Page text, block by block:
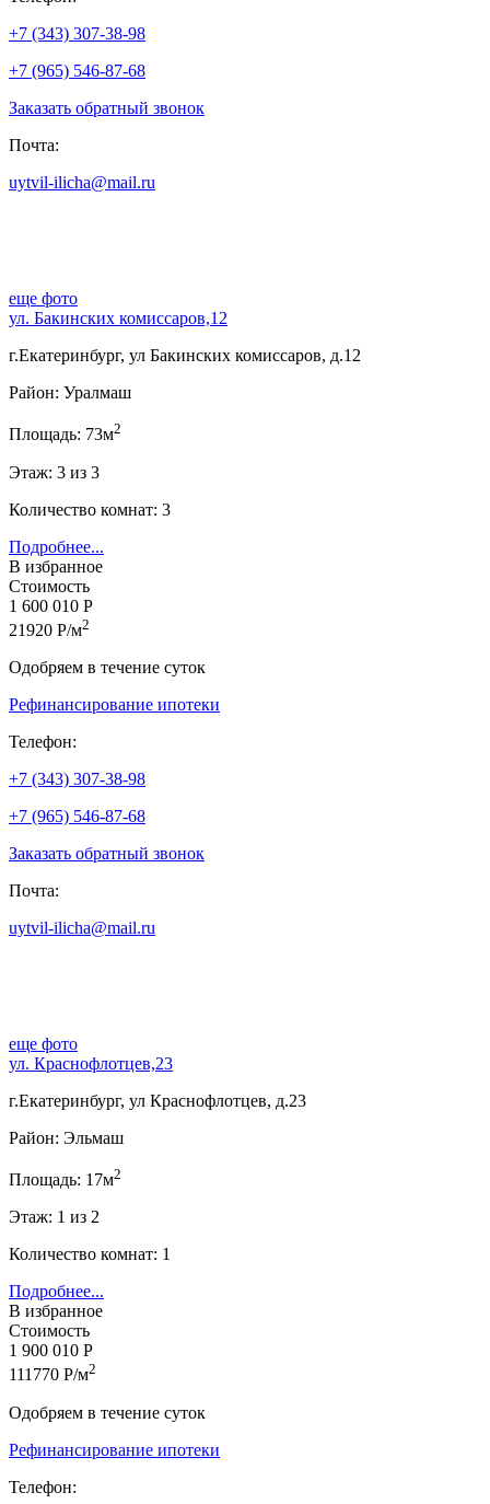
+7 (343) 307-38-98
+7 (965) 546-87-68
Заказать обратный звонок
Почта:
uytvil-ilicha@mail.ru
еще фото
ул. Бакинских комиссаров,12
г.Екатеринбург, ул Бакинских комиссаров, д.12
Район: Уралмаш
Площадь: 73м2
Этаж: 3 из 3
Количество комнат: 3
Подробнее...
В избранное
Стоимость
1 600 010 Р
21920 Р/м2
Одобряем в течение суток
Рефинансирование ипотеки
Телефон:
+7 (343) 307-38-98
+7 (965) 546-87-68
Заказать обратный звонок
Почта:
uytvil-ilicha@mail.ru
еще фото
ул. Краснофлотцев,23
г.Екатеринбург, ул Краснофлотцев, д.23
Район: Эльмаш
Площадь: 17м2
Этаж: 1 из 2
Количество комнат: 1
Подробнее...
В избранное
Стоимость
1 900 010 Р
111770 Р/м2
Одобряем в течение суток
Рефинансирование ипотеки
Телефон: